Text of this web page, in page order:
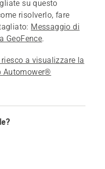
su questo
risolverlo, fare
Messaggio di
GeoFence.
riesco a visualizzare la
Automower®